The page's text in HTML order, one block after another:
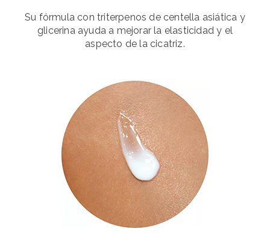
Su fórmula con triterpenos de centella asiática y
glicerina ayuda a mejorar la elasticidad y el
aspecto de la cicatriz.